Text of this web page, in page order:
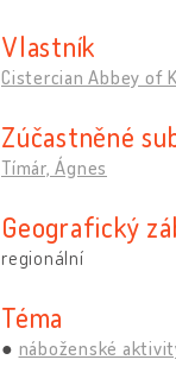
Vlastník
Cistercian Abbey of
Zúčastněné
Tímár, Ágnes
Geografický
regionální
Téma
náboženské